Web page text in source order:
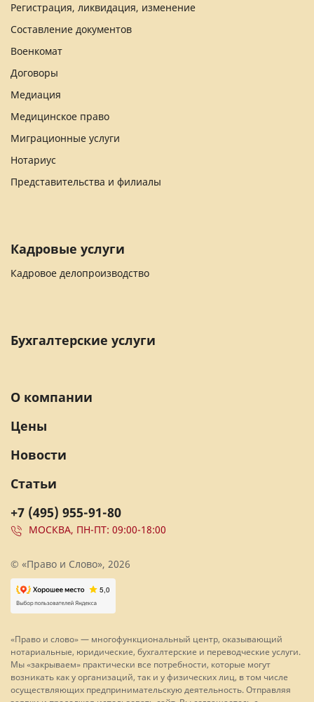
Регистрация, ликвидация, изменение
Составление документов
Военкомат
Договоры
Медиация
Медицинское право
Миграционные услуги
Нотариус
Представительства и филиалы
Кадровые услуги
Кадровое делопроизводство
Бухгалтерские услуги
+7 (495) 955-91-80
МОСКВА, ПН-ПТ: 09:00-18:00
О компании
Цены
Новости
Статьи
© «Право и Слово», 2026
«Право и слово» — многофункциональный центр, оказывающий
нотариальные, юридические, бухгалтерские и переводческие услуги.
Мы «закрываем» практически все потребности, которые могут
возникать как у организаций, так и у физических лиц, в том числе
осуществляющих предпринимательскую деятельность. Отправляя